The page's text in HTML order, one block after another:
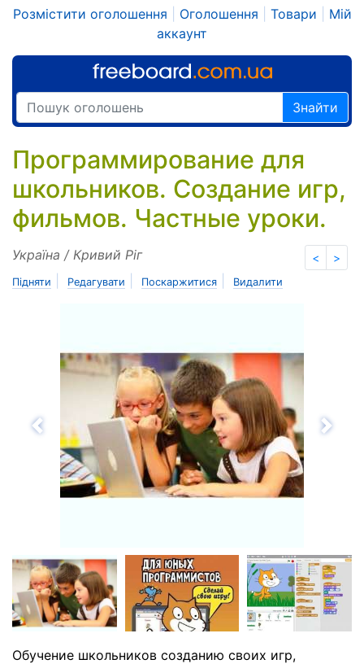
Розмістити оголошення Оголошення Товари
Мій
аккаунт
Знайти
Программирование для
школьников. Создание игр,
фильмов. Частные уроки.
< >
Україна / Кривий Ріг
Підняти Редагувати Поскаржитися Видалити
Назад
Обучение школьников созданию своих игр,